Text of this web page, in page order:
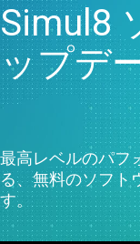
Simul8
ップデ
最高レベルのパフ
る、無料のソフト
す。